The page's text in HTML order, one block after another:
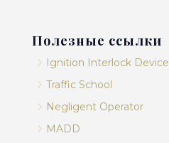
Полезные ссылки
5 Ignition Interlock Device
5 Traffic School
5 Negligent Operator
5 MADD